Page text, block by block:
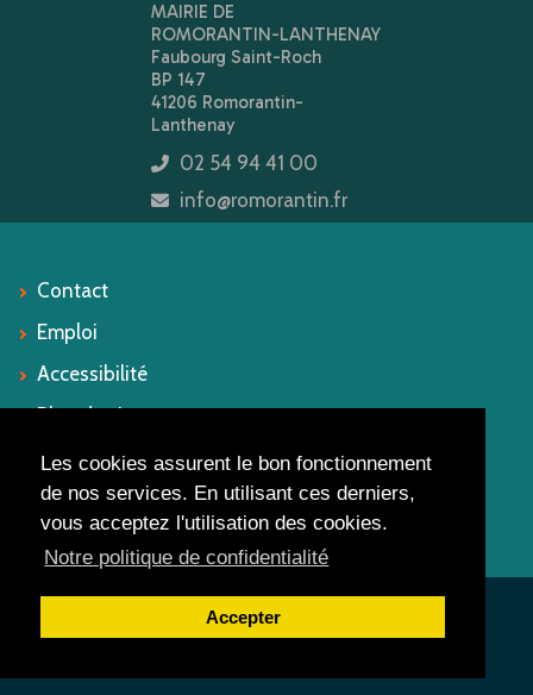
Les cookies assurent le bon fonctionnement
de nos services. En utilisant ces derniers,
vous acceptez l'utilisation des cookies.
Notre politique de confidentialité
Accepter
MAIRIE DE
ROMORANTIN-LANTHENAY
Faubourg Saint-Roch
BP 147
41206 Romorantin-
Lanthenay
icon
02 54 94 41 00
icon
info@romorantin.fr
Contact
Emploi
Accessibilité
Plan du site
Mentions légales
Suivez-nous
Ville de Romorantin-Lanthenay